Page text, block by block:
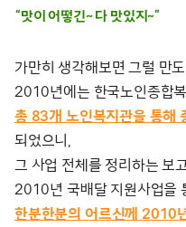
“맛이 어떻긴~ 다 맛있지~”
가만히 생각해보면 그럴 만
2010년에는 한국노인종합
총 83개 노인복지관을 통해
되었으니,
그 사업 전체를 정리하는 보
2010년 국배달 지원사업을
한분한분의 어르신께 2010